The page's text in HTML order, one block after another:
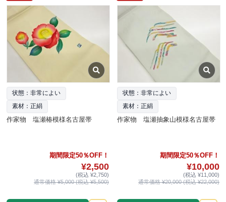
状態：非常によい
素材：正絹
作家物 塩瀬椿模様名古屋帯
期間限定50％OFF！
¥2,500
(税込 ¥2,750)
通常価格 ¥5,000 (税込 ¥5,500)
状態：非常によい
素材：正絹
作家物 塩瀬抽象山模様名古屋帯
期間限定50％OFF！
¥10,000
(税込 ¥11,000)
通常価格 ¥20,000 (税込 ¥22,000)